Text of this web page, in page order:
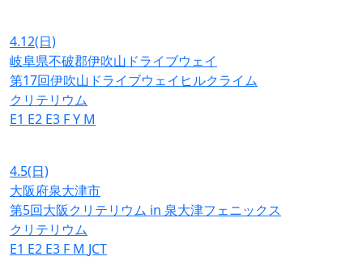
4.12(日)
岐阜県不破郡伊吹山ドライブウェイ
第17回伊吹山ドライブウェイヒルクライム
クリテリウム
E1 E2 E3 FY M
4.5(日)
大阪府泉大津市
第5回大阪クリテリウム in 泉大津フェニックス
クリテリウム
E1 E2 E3 F M JCT